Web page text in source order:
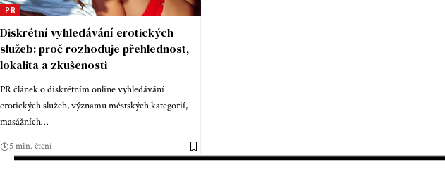
PR
Diskrétní vyhledávání erotických
služeb: proč rozhoduje přehlednost,
lokalita a zkušenosti
PR článek o diskrétním online vyhledávání
erotických služeb, významu městských kategorií,
masážních…
5 min. čtení